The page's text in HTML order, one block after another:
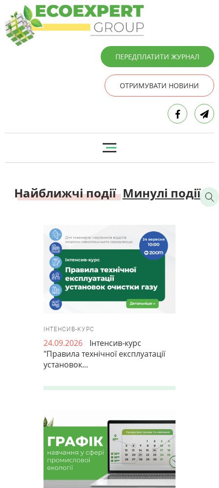
ПЕРЕДПЛАТИТИ ЖУРНАЛ
ОТРИМУВАТИ НОВИНИ
Найближчі події Минулі події
ІНТЕНСИВ-КУРС
24.09.2026
Інтенсив-курс
"Правила технічної експлуатації
установок...